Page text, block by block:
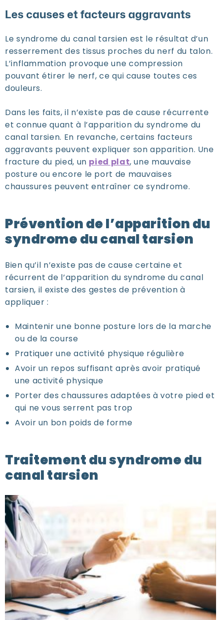
Les causes et facteurs aggravants
Le syndrome du canal tarsien est le résultat d’un
resserrement des tissus proches du nerf du talon.
L’inflammation provoque une compression
pouvant étirer le nerf, ce qui cause toutes ces
douleurs.
Dans les faits, il n’existe pas de cause récurrente
et connue quant à l’apparition du syndrome du
canal tarsien. En revanche, certains facteurs
aggravants peuvent expliquer son apparition. Une
fracture du pied, un pied plat, une mauvaise
posture ou encore le port de mauvaises
chaussures peuvent entraîner ce syndrome.
Prévention de l’apparition du
syndrome du canal tarsien
Bien qu’il n’existe pas de cause certaine et
récurrent de l’apparition du syndrome du canal
tarsien, il existe des gestes de prévention à
appliquer :
Maintenir une bonne posture lors de la marche
ou de la course
Pratiquer une activité physique régulière
Avoir un repos suffisant après avoir pratiqué
une activité physique
Porter des chaussures adaptées à votre pied et
qui ne vous serrent pas trop
Avoir un bon poids de forme
Traitement du syndrome du
canal tarsien